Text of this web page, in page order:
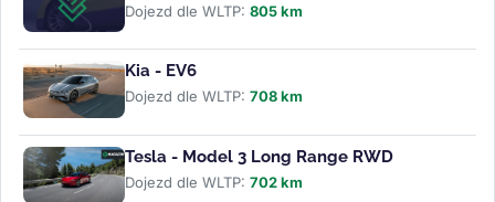
Dojezd dle WLTP: 805 km
Kia - EV6
Dojezd dle WLTP: 708 km
Tesla - Model 3 Long Range RWD
Dojezd dle WLTP: 702 km